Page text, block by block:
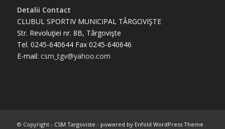
Detalii Contact
CLUBUL SPORTIV MUNICIPAL TÂRGOVIŞTE
Str. Revoluţiei nr. 8B, Târgovişte
Tel. 0245-640644 Fax 0245-640646
E-mail: csm_tgv@yahoo.com
© Copyright - CSM Targoviste - powered by Enfold WordPress Theme